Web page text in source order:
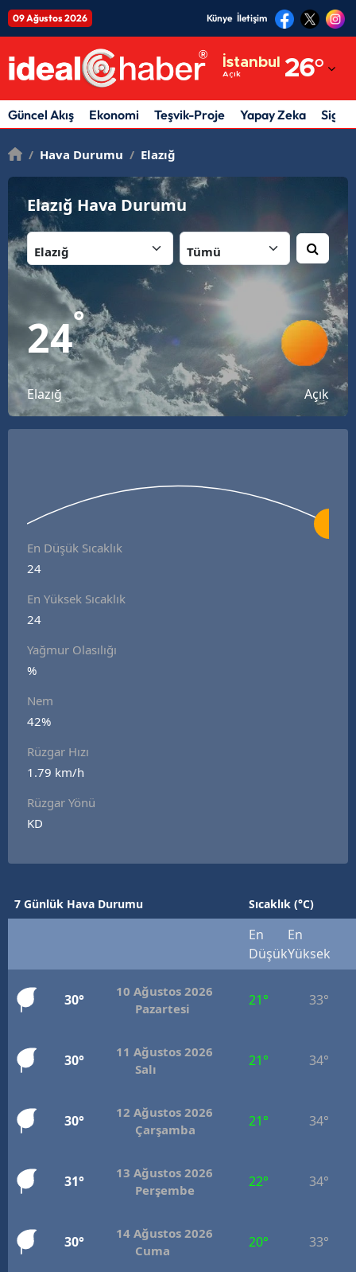
09 Ağustos 2026 Künye İletişim
İstanbul
Açık 26°
Adıyaman
Afyonkarahisar
Amasya
Antalya
Artvin
Balıkesir
Bilecik
Bingöl
Burdur
Eskişehir
Gaziantep
Giresun
Gümüşhane
Hakkari
Isparta
İstanbul
Kars
Güncel Akış Ekonomi Teşvik-Proje Yapay Zeka
/ Hava Durumu / Elazığ
Elazığ Hava Durumu
24°
Elazığ Açık
En Düşük Sıcaklık
24
En Yüksek Sıcaklık
24
Yağmur Olasılığı
%
Nem
42%
Rüzgar Hızı
1.79 km/h
Rüzgar Yönü
KD
7 Günlük Hava Durumu Sıcaklık (°C)
En
Düşük
En
Yüksek
30°
10 Ağustos 2026
Pazartesi
21° 33°
30°
11 Ağustos 2026
Salı
21° 34°
30°
12 Ağustos 2026
Çarşamba
21° 34°
31°
13 Ağustos 2026
Perşembe
22° 34°
30°
14 Ağustos 2026
Cuma
20° 33°